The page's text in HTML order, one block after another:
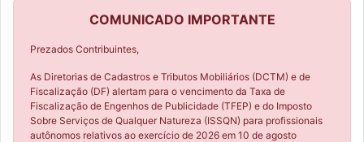
COMUNICADO IMPORTANTE
Prezados Contribuintes,
As Diretorias de Cadastros e Tributos Mobiliários (DCTM) e de
Fiscalização (DF) alertam para o vencimento da Taxa de
Fiscalização de Engenhos de Publicidade (TFEP) e do Imposto
Sobre Serviços de Qualquer Natureza (ISSQN) para profissionais
autônomos relativos ao exercício de 2026 em 10 de agosto